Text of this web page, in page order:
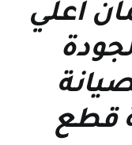
اعلي
قطع